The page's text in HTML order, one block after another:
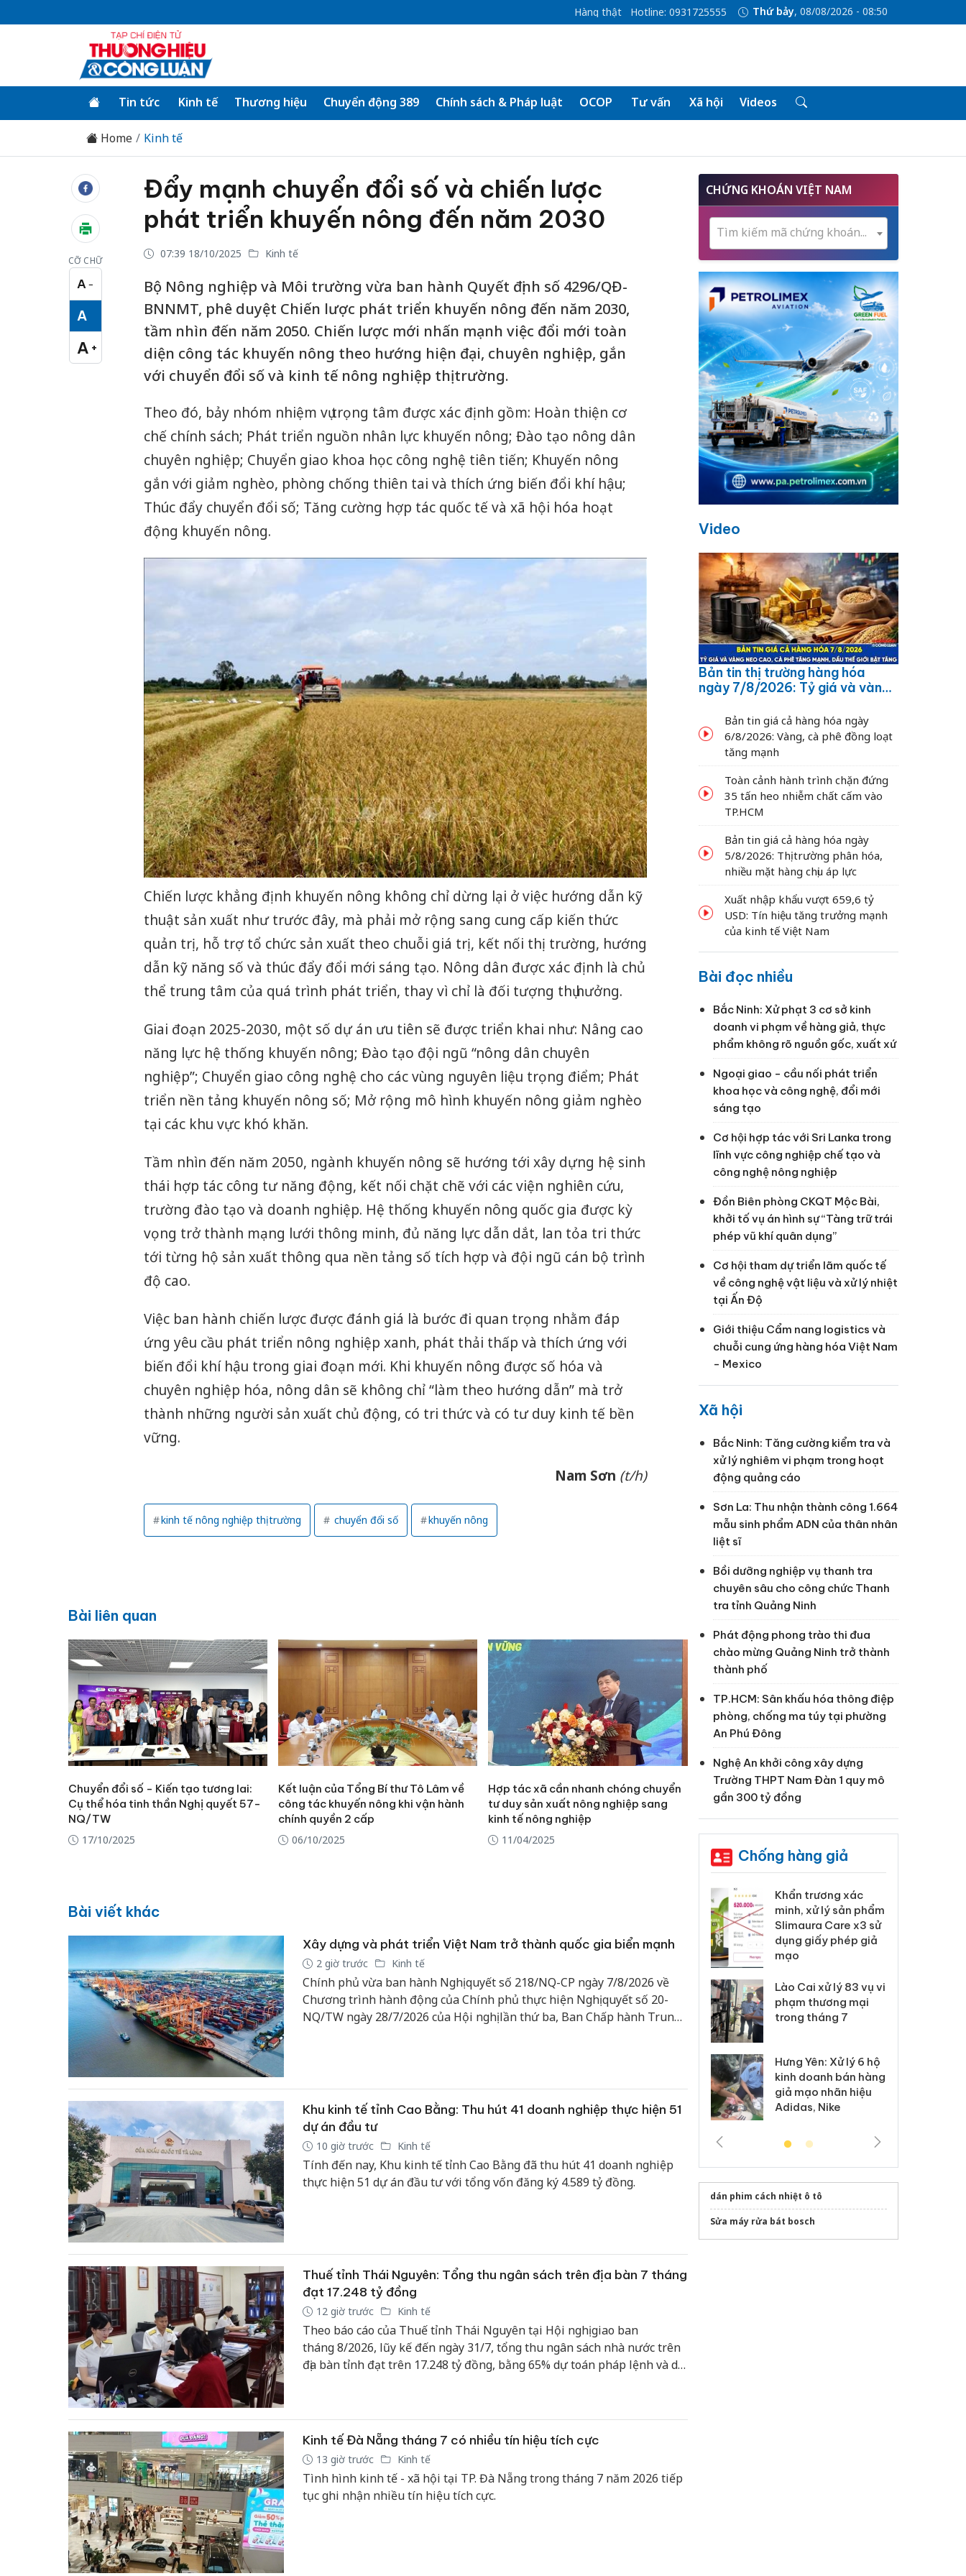
Hàng thật Hotline: 0931725555 Thứ bảy, 08/08/2026 - 08:50
Tin tức Kinh tế Thương hiệu Chuyển động 389 Chính sách & Pháp luật OCOP Tư vấn Xã hội Videos
Home Kinh tế
CỠ CHỮ
A −
Cỡ chữ nhỏ
A
Cỡ chữ vừa
A +
Cỡ chữ lớn
Đẩy mạnh chuyển đổi số và chiến lược
phát triển khuyến nông đến năm 2030
07:39 18/10/2025 Kinh tế
Bộ Nông nghiệp và Môi trường vừa ban hành Quyết định số 4296/QĐ-
BNNMT, phê duyệt Chiến lược phát triển khuyến nông đến năm 2030,
tầm nhìn đến năm 2050. Chiến lược mới nhấn mạnh việc đổi mới toàn
diện công tác khuyến nông theo hướng hiện đại, chuyên nghiệp, gắn
với chuyển đổi số và kinh tế nông nghiệp thị trường.
Theo đó, bảy nhóm nhiệm vụ trọng tâm được xác định gồm: Hoàn thiện cơ
chế chính sách; Phát triển nguồn nhân lực khuyến nông; Đào tạo nông dân
chuyên nghiệp; Chuyển giao khoa học công nghệ tiên tiến; Khuyến nông
gắn với giảm nghèo, phòng chống thiên tai và thích ứng biến đổi khí hậu;
Thúc đẩy chuyển đổi số; Tăng cường hợp tác quốc tế và xã hội hóa hoạt
động khuyến nông.
Chiến lược khẳng định khuyến nông không chỉ dừng lại ở việc hướng dẫn kỹ
thuật sản xuất như trước đây, mà phải mở rộng sang cung cấp kiến thức
quản trị, hỗ trợ tổ chức sản xuất theo chuỗi giá trị, kết nối thị trường, hướng
dẫn kỹ năng số và thúc đẩy đổi mới sáng tạo. Nông dân được xác định là chủ
thể trung tâm của quá trình phát triển, thay vì chỉ là đối tượng thụ hưởng.
Giai đoạn 2025-2030, một số dự án ưu tiên sẽ được triển khai như: Nâng cao
năng lực hệ thống khuyến nông; Đào tạo đội ngũ “nông dân chuyên
nghiệp”; Chuyển giao công nghệ cho các vùng nguyên liệu trọng điểm; Phát
triển nền tảng khuyến nông số; Mở rộng mô hình khuyến nông giảm nghèo
tại các khu vực khó khăn.
Tầm nhìn đến năm 2050, ngành khuyến nông sẽ hướng tới xây dựng hệ sinh
thái hợp tác công tư năng động, kết nối chặt chẽ với các viện nghiên cứu,
trường đào tạo và doanh nghiệp. Hệ thống khuyến nông quốc gia được kỳ
vọng trở thành mạng lưới thông minh, đủ năng lực dẫn dắt, lan tỏa tri thức
tới từng hộ sản xuất thông qua nền tảng số tích hợp và đội ngũ cán bộ trình
độ cao.
Việc ban hành chiến lược được đánh giá là bước đi quan trọng nhằm đáp
ứng yêu cầu phát triển nông nghiệp xanh, phát thải thấp và thích ứng với
biến đổi khí hậu trong giai đoạn mới. Khi khuyến nông được số hóa và
chuyên nghiệp hóa, nông dân sẽ không chỉ “làm theo hướng dẫn” mà trở
thành những người sản xuất chủ động, có tri thức và có tư duy kinh tế bền
vững.
Nam Sơn (t/h)
kinh tế nông nghiệp thị trường chuyển đổi số khuyến nông
Bài liên quan
Chuyển đổi số - Kiến tạo tương lai:
Cụ thể hóa tinh thần Nghị quyết 57-
NQ/TW
17/10/2025
Kết luận của Tổng Bí thư Tô Lâm về
công tác khuyến nông khi vận hành
chính quyền 2 cấp
06/10/2025
Hợp tác xã cần nhanh chóng chuyển
tư duy sản xuất nông nghiệp sang
kinh tế nông nghiệp
11/04/2025
Bài viết khác
Xây dựng và phát triển Việt Nam trở thành quốc gia biển mạnh
2 giờ trước Kinh tế
Chính phủ vừa ban hành Nghị quyết số 218/NQ-CP ngày 7/8/2026 về
Chương trình hành động của Chính phủ thực hiện Nghị quyết số 20-
NQ/TW ngày 28/7/2026 của Hội nghị lần thứ ba, Ban Chấp hành Trung
Khu kinh tế tỉnh Cao Bằng: Thu hút 41 doanh nghiệp thực hiện 51
dự án đầu tư
10 giờ trước Kinh tế
Tính đến nay, Khu kinh tế tỉnh Cao Bằng đã thu hút 41 doanh nghiệp
thực hiện 51 dự án đầu tư với tổng vốn đăng ký 4.589 tỷ đồng.
Thuế tỉnh Thái Nguyên: Tổng thu ngân sách trên địa bàn 7 tháng
đạt 17.248 tỷ đồng
12 giờ trước Kinh tế
Theo báo cáo của Thuế tỉnh Thái Nguyên tại Hội nghị giao ban
tháng 8/2026, lũy kế đến ngày 31/7, tổng thu ngân sách nhà nước trên
địa bàn tỉnh đạt trên 17.248 tỷ đồng, bằng 65% dự toán pháp lệnh và dự
Kinh tế Đà Nẵng tháng 7 có nhiều tín hiệu tích cực
13 giờ trước Kinh tế
Tình hình kinh tế - xã hội tại TP. Đà Nẵng trong tháng 7 năm 2026 tiếp
tục ghi nhận nhiều tín hiệu tích cực.
CHỨNG KHOÁN VIỆT NAM
Tìm kiếm mã chứng khoán...
Video
Bản tin thị trường hàng hóa
ngày 7/8/2026: Tỷ giá và vàng
dầu thế giới bật tăng
Bản tin giá cả hàng hóa ngày
6/8/2026: Vàng, cà phê đồng loạt
tăng mạnh
Toàn cảnh hành trình chặn đứng
35 tấn heo nhiễm chất cấm vào
TP.HCM
Bản tin giá cả hàng hóa ngày
5/8/2026: Thị trường phân hóa,
nhiều mặt hàng chịu áp lực
Xuất nhập khẩu vượt 659,6 tỷ
USD: Tín hiệu tăng trưởng mạnh
của kinh tế Việt Nam
Bài đọc nhiều
Bắc Ninh: Xử phạt 3 cơ sở kinh
doanh vi phạm về hàng giả, thực
phẩm không rõ nguồn gốc, xuất xứ
Ngoại giao - cầu nối phát triển
khoa học và công nghệ, đổi mới
sáng tạo
Cơ hội hợp tác với Sri Lanka trong
lĩnh vực công nghiệp chế tạo và
công nghệ nông nghiệp
Đồn Biên phòng CKQT Mộc Bài,
khởi tố vụ án hình sự “Tàng trữ trái
phép vũ khí quân dụng”
Cơ hội tham dự triển lãm quốc tế
về công nghệ vật liệu và xử lý nhiệt
tại Ấn Độ
Giới thiệu Cẩm nang logistics và
chuỗi cung ứng hàng hóa Việt Nam
- Mexico
Xã hội
Bắc Ninh: Tăng cường kiểm tra và
xử lý nghiêm vi phạm trong hoạt
động quảng cáo
Sơn La: Thu nhận thành công 1.664
mẫu sinh phẩm ADN của thân nhân
liệt sĩ
Bồi dưỡng nghiệp vụ thanh tra
chuyên sâu cho công chức Thanh
tra tỉnh Quảng Ninh
Phát động phong trào thi đua
chào mừng Quảng Ninh trở thành
thành phố
TP.HCM: Sân khấu hóa thông điệp
phòng, chống ma túy tại phường
An Phú Đông
Nghệ An khởi công xây dựng
Trường THPT Nam Đàn 1 quy mô
gần 300 tỷ đồng
Chống hàng giả
bảo vệ môi trường
kinh doanh
Công an Thanh Hóa
tìm bị hại trong vụ
án sản xuất, buôn
Moyuum giả
Khẩn trương xác
minh, xử lý sản phẩm
Slimaura Care x3 sử
dụng giấy phép giả
mạo
Lào Cai xử lý 83 vụ vi
phạm thương mại
trong tháng 7
Hưng Yên: Xử lý 6 hộ
kinh doanh bán hàng
giả mạo nhãn hiệu
Adidas, Nike
dán phim cách nhiệt ô tô
Sửa máy rửa bát bosch